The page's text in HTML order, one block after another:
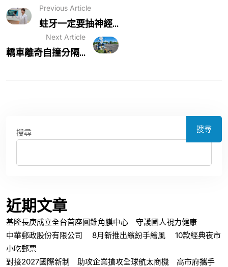
Previous Article
蛀牙一定要抽神經...
Next Article
轎車離奇自撞分隔...
搜尋 搜尋
近期文章
基隆長庚成立全台首座圓錐角膜中心 守護國人視力健康
中華郵政股份有限公司 8月新推出繽紛手繪風 10款經典夜市
小吃郵票
對接2027國際新制 助攻企業搶攻全球航太商機 高市府攜手